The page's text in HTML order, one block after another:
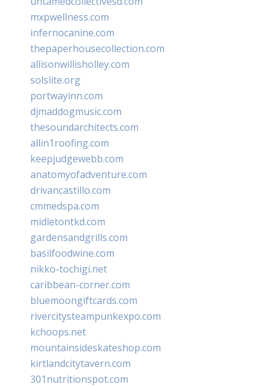
mxpwellness.com
infernocanine.com
thepaperhousecollection.com
allisonwillisholley.com
solslite.org
portwayinn.com
djmaddogmusic.com
thesoundarchitects.com
allin1roofing.com
keepjudgewebb.com
anatomyofadventure.com
drivancastillo.com
cmmedspa.com
midletontkd.com
gardensandgrills.com
basilfoodwine.com
nikko-tochigi.net
caribbean-corner.com
bluemoongiftcards.com
rivercitysteampunkexpo.com
kchoops.net
mountainsideskateshop.com
kirtlandcitytavern.com
301nutritionspot.com